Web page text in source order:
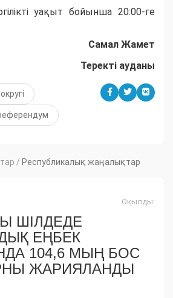
уақыт бойынша 20:00-ге
Самал Жамет
Теректі ауданы
/ Республикалық жаңалықтар
Оқылды:
ШІЛДЕДЕ
ЕҢБЕК
104,6 МЫҢ БОС
ЖАРИЯЛАНДЫ